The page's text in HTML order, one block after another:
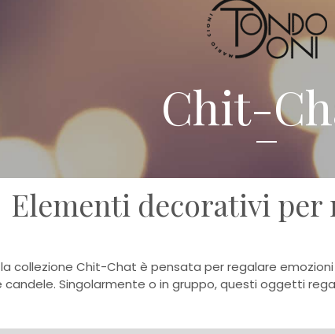
Chit-
Elementi decorativi
collezione Chit-Chat è pensata per regalare
Singolarmente o in gruppo, questi oggetti